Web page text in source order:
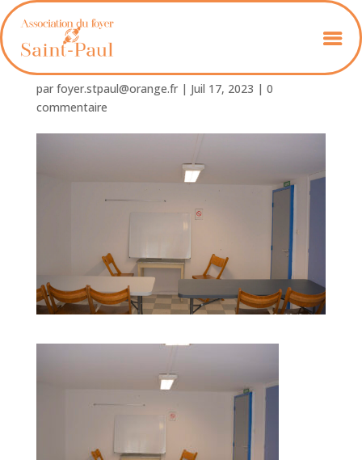
Foyer_St_Paul-16
par foyer.stpaul@orange.fr| Juil 17, 2023 | 0
commentaire